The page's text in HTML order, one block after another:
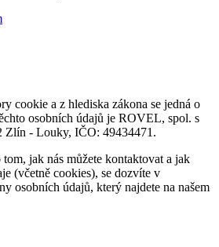
cookie a z hlediska zákona se jedná o
osobních údajů je ROVEL, spol. s
Zlín - Louky, IČO: 49434471.
jak nás můžete kontaktovat a jak
(včetně cookies), se dozvíte v
osobních údajů, který najdete na našem